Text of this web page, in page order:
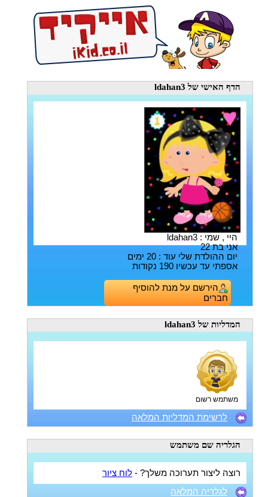
הדף האישי של ldahan3
היי , שמי : ldahan3
אני בת 22
יום ההולדת שלי עוד : 20 ימים
אספתי עד עכשיו 190 נקודות
הירשם על מנת להוסיף
חברים
המדליות של ldahan3
משתמש רשום
לרשימת המדליות המלאה
הגלריה שם משתמש
רוצה ליצור תערוכה משלך? - לוח ציור
לגלריה המלאה